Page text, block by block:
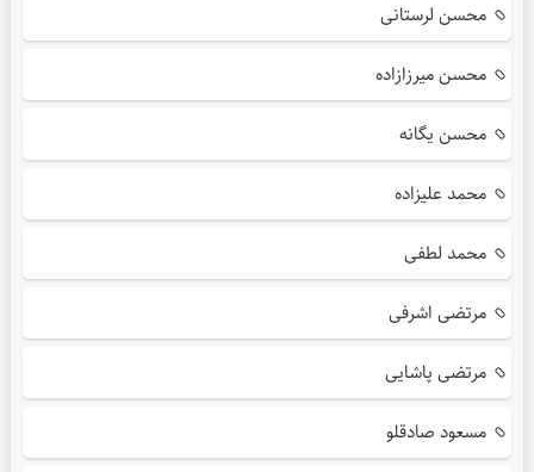
محسن لرستانی
محسن میرزازاده
محسن یگانه
محمد علیزاده
محمد لطفی
مرتضی اشرفی
مرتضی پاشایی
مسعود صادقلو